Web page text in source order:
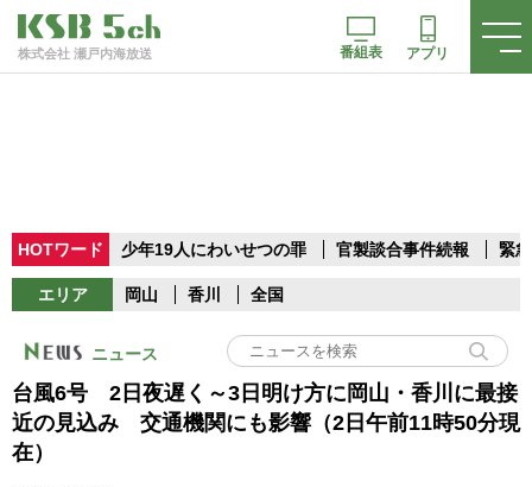
株式会社 瀬戸内海放送 番組表 アプリ
HOTワード 少年19人にわいせつの罪 官製談合事件続報 緊
エリア 岡山 香川 全国
ニュース
台風6号 2日夜遅く～3日明け方に岡山・香川に最接
近の見込み 交通機関にも影響（2日午前11時50分現
在）